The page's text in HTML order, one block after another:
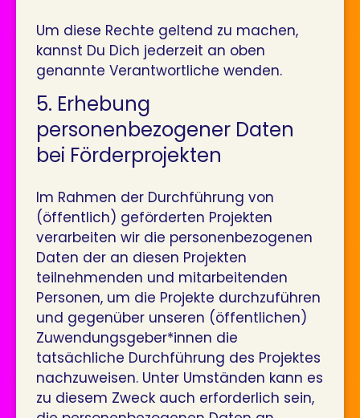
Um diese Rechte geltend zu machen,
kannst Du Dich jederzeit an oben
genannte Verantwortliche wenden.
5. Erhebung
personenbezogener Daten
bei Förder­projekten
Im Rahmen der Durchführung von
(öffentlich) geförderten Projekten
verarbeiten wir die personenbezogenen
Daten der an diesen Projekten
teilnehmenden und mitarbeitenden
Personen, um die Projekte durchzuführen
und gegenüber unseren (öffentlichen)
Zuwendungsgeber*innen die
tatsächliche Durchführung des Projektes
nachzuweisen. Unter Umständen kann es
zu diesem Zweck auch erforderlich sein,